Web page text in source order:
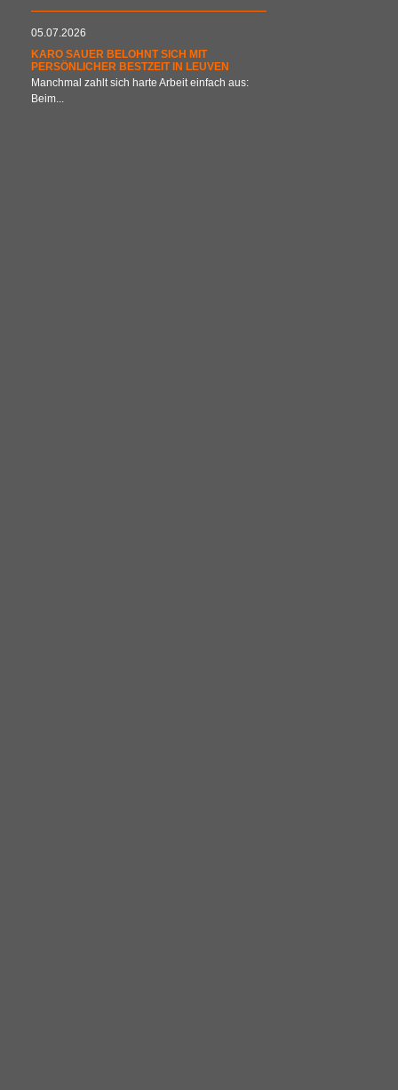
05.07.2026
KARO SAUER BELOHNT SICH MIT
PERSÖNLICHER BESTZEIT IN LEUVEN
Manchmal zahlt sich harte Arbeit einfach aus:
Beim...